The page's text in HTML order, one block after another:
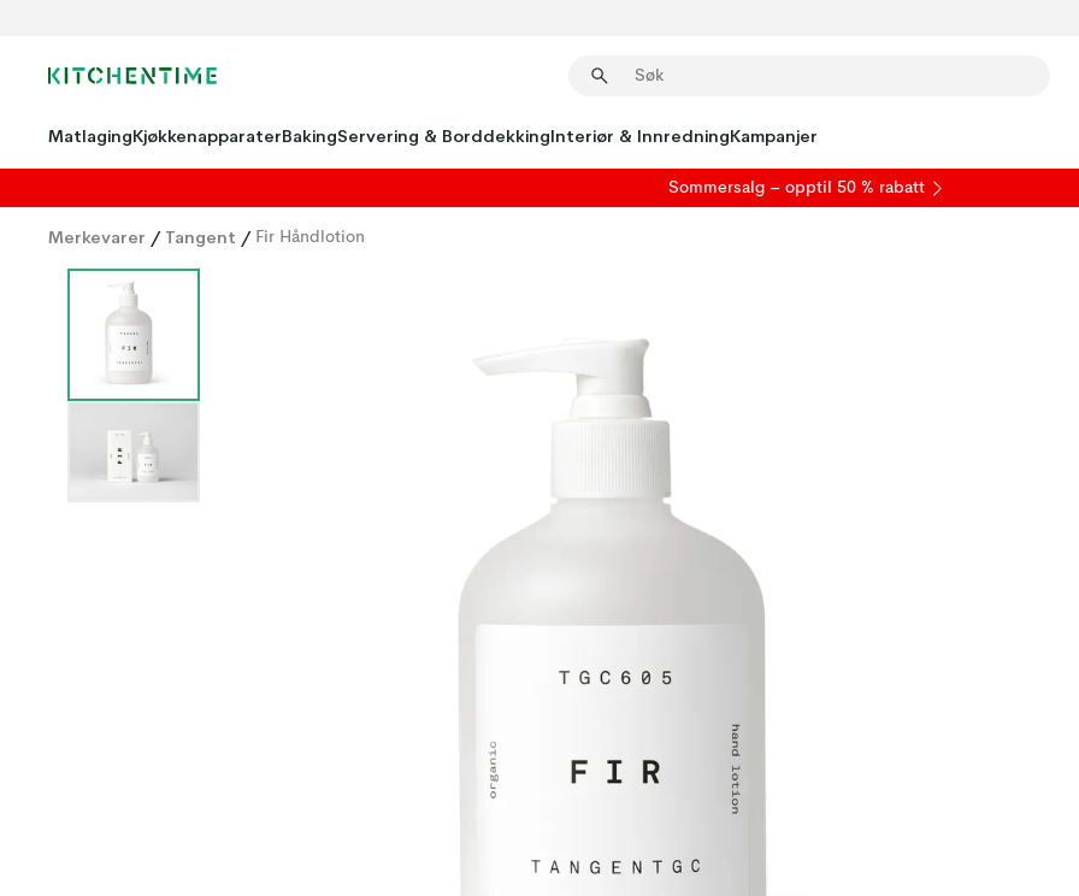
MatlagingKjøkkenapparaterBakingServering & BorddekkingInteriør & InnredningKampanjer
Sommersalg – opptil 50 % rabatt
Merkevarer / Tangent / Fir Håndlotion